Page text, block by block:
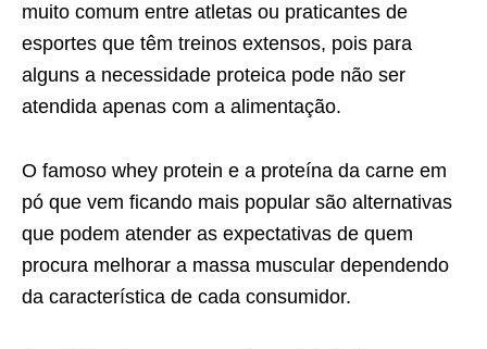
muito comum entre atletas ou praticantes de
esportes que têm treinos extensos, pois para
alguns a necessidade proteica pode não ser
atendida apenas com a alimentação.
O famoso whey protein e a proteína da carne em
pó que vem ficando mais popular são alternativas
que podem atender as expectativas de quem
procura melhorar a massa muscular dependendo
da característica de cada consumidor.